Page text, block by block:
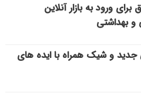
ورود به بازار آنلاین
بهداشتی
جدید و شیک همراه با ایده های